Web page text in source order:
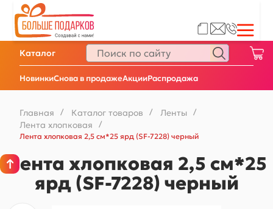
НовинкиСнова в продажеАкцииРаспродажа
Каталог
Главная / Каталог товаров / Ленты /
Лента хлопковая
/
Лента хлопковая 2,5 см*25 ярд (SF-7228) черный
Лента хлопковая 2,5 см*25
ярд (SF-7228) черный